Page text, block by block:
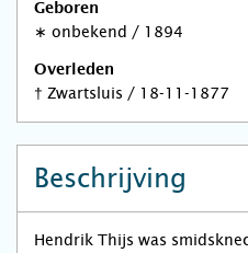
Geboren
∗ onbekend / 1894
Overleden
† Zwartsluis / 18-11-1877
Beschrijving
Hendrik Thijs was